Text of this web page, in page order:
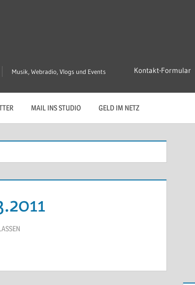
Musik, Webradio, Vlogs und Events Kontakt-Formular
MAIL INS STUDIO GELD IM NETZ